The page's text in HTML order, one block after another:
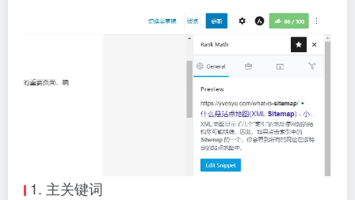
1. 主关键词